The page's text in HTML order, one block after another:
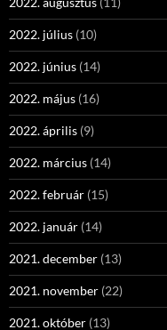
2022. július (10)
2022. június (14)
2022. május (16)
2022. április (9)
2022. március (14)
2022. február (15)
2022. január (14)
2021. december (13)
2021. november (22)
2021. október (13)